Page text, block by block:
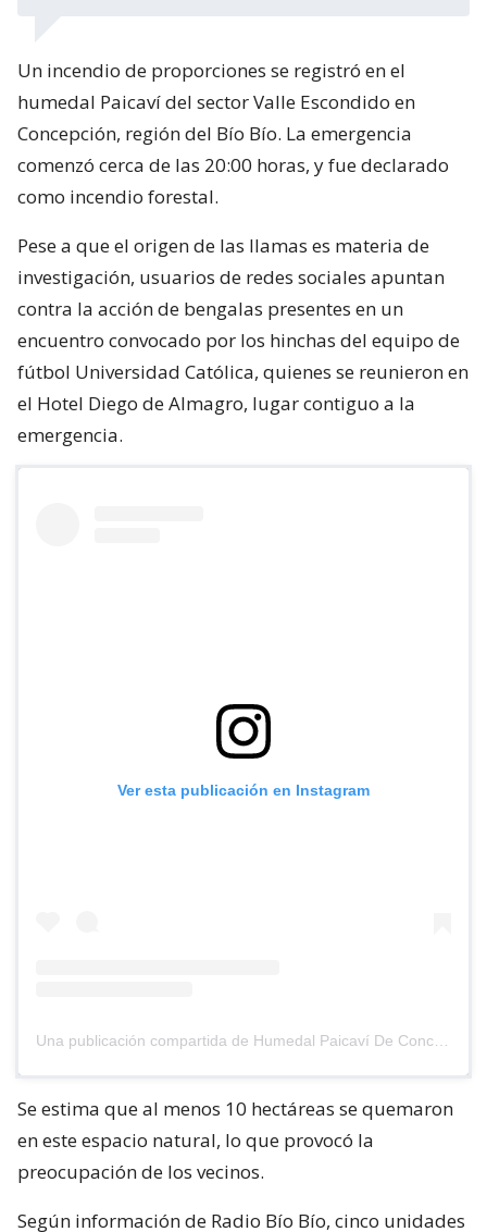
Un incendio de proporciones se registró en el
humedal Paicaví del sector Valle Escondido en
Concepción, región del Bío Bío. La emergencia
comenzó cerca de las 20:00 horas, y fue declarado
como incendio forestal.
Pese a que el origen de las llamas es materia de
investigación, usuarios de redes sociales apuntan
contra la acción de bengalas presentes en un
encuentro convocado por los hinchas del equipo de
fútbol Universidad Católica, quienes se reunieron en
el Hotel Diego de Almagro, lugar contiguo a la
emergencia.
Ver esta publicación en Instagram
Se estima que al menos 10 hectáreas se quemaron
en este espacio natural, lo que provocó la
preocupación de los vecinos.
Según información de Radio Bío Bío, cinco unidades